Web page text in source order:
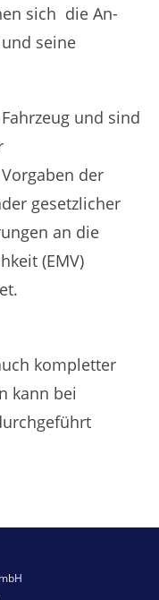
sich die An-
seine
und sind
der
gesetzlicher
an die
(EMV)
kompletter
kann bei